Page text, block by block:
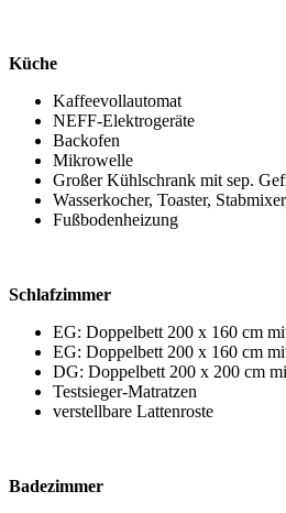
Küche
Kaffeevollautomat
NEFF-Elektrogeräte
Backofen
Mikrowelle
Großer Kühlschrank mit sep.
Wasserkocher, Toaster,
Fußbodenheizung
Schlafzimmer
EG: Doppelbett 200 x 160 cm
EG: Doppelbett 200 x 160 cm
DG: Doppelbett 200 x 200 cm
Testsieger-Matratzen
verstellbare Lattenroste
Badezimmer